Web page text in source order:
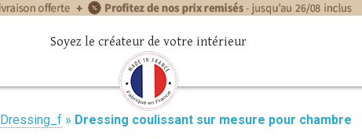
Soyez le créateur de votre intérieur
Dressing_f » Dressing coulissant sur mesure pour chambre